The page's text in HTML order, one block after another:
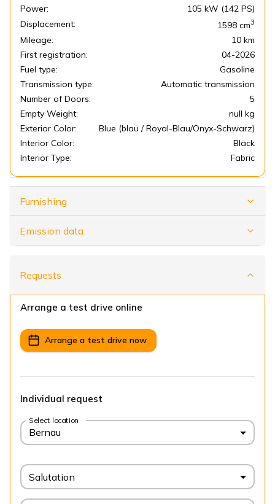
Power:
105 kW (142 PS)
Displacement:
1598 cm3
Mileage:
10 km
First registration:
04-2026
Fuel type:
Gasoline
Transmission type:
Automatic transmission
Number of Doors:
5
Empty Weight:
null kg
Exterior Color:
Blue (blau / Royal-Blau/Onyx-Schwarz)
Interior Color:
Black
Interior Type:
Fabric
Furnishing
Emission data
Requests
Arrange a test drive online
Arrange a test drive now
Individual request
Select location
Bernau
Salutation